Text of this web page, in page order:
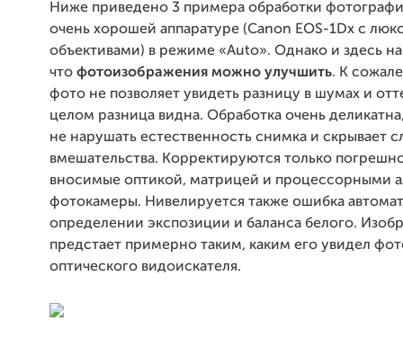
Ниже приведено 3 примера обработки
очень хорошей аппаратуре (Canon EOS-1Dx с
объективами) в режиме «Auto». Однако и здесь
что фотоизображения можно улучшить. К
фото не позволяет увидеть разницу в шумах и
целом разница видна. Обработка очень
не нарушать естественность снимка и скрывает
вмешательства. Корректируются только
вносимые оптикой, матрицей и процессорными
фотокамеры. Нивелируется также ошибка
определении экспозиции и баланса белого.
предстает примерно таким, каким его увидел
оптического видоискателя.